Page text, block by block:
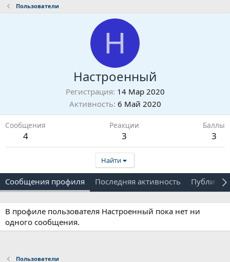
Пользователи
Н
Настроенный
Регистрация 14 Мар 2020
Активность 6 Май 2020
Сообщения
4
Реакции
3
Баллы
3
Найти
Сообщения профиля Последняя активность
В профиле пользователя Настроенный пока нет ни
одного сообщения.
Пользователи